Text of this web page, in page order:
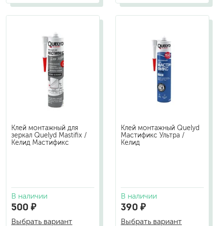
Клей монтажный для
зеркал Quelyd Mastifix /
Келид Мастификс
В наличии
500 ₽
Выбрать вариант
Клей монтажный Quelyd
Мастификс Ультра /
Келид
В наличии
390 ₽
Выбрать вариант